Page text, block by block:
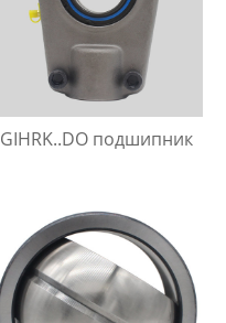
GIHRK..DO подшипник